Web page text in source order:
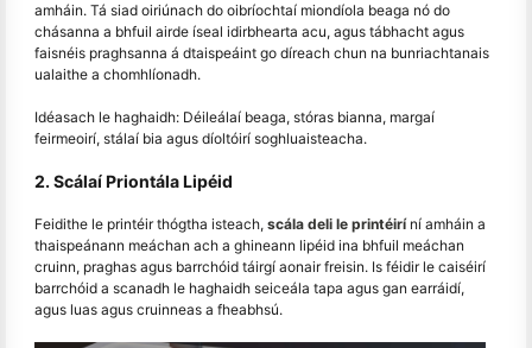
amháin. Tá siad oiriúnach do oibríochtaí miondíola beaga nó do
chásanna a bhfuil airde íseal idirbhearta acu, agus tábhacht agus
faisnéis praghsanna á dtaispeáint go díreach chun na bunriachtanais
ualaithe a chomhlíonadh.
Idéasach le haghaidh: Déileálaí beaga, stóras bianna, margaí
feirmeoirí, stálaí bia agus díoltóirí soghluaisteacha.
2. Scálaí Priontála Lipéid
Feidithe le printéir thógtha isteach, scála deli le printéiríní amháin a
thaispeánann meáchan ach a ghineann lipéid ina bhfuil meáchan
cruinn, praghas agus barrchóid táirgí aonair freisin. Is féidir le caiséirí
barrchóid a scanadh le haghaidh seiceála tapa agus gan earráidí,
agus luas agus cruinneas a fheabhsú.